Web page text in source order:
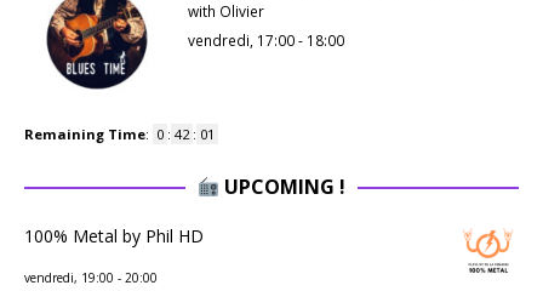
with Olivier
vendredi, 17:00- 18:00
Remaining Time: 0 : 42 : 00
UPCOMING !
100% Metal by Phil HD
vendredi, 19:00 - 20:00